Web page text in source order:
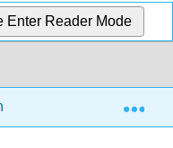
Enter Reader Mode
VII: Estructura y